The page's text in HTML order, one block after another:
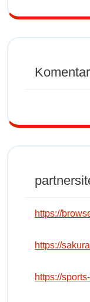
https://
https://
https://